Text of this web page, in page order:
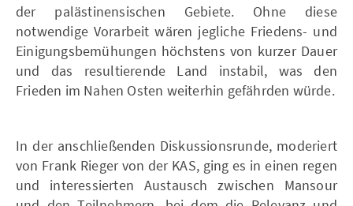
der palästinensischen Gebiete. Ohne diese
notwendige Vorarbeit wären jegliche Friedens- und
Einigungsbemühungen höchstens von kurzer Dauer
und das resultierende Land instabil, was den
Frieden im Nahen Osten weiterhin gefährden würde.
In der anschließenden Diskussionsrunde, moderiert
von Frank Rieger von der KAS, ging es in einen regen
und interessierten Austausch zwischen Mansour